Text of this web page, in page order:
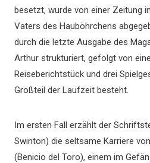
besetzt, wurde von einer Zeitung
Vaters des Hauböhrchens
durch die letzte Ausgabe des
Arthur strukturiert, gefolgt von
Reiseberichtstück und drei
Großteil der Laufzeit besteht.
Im ersten Fall erzählt der
Swinton) die seltsame Karriere
(Benicio del Toro), einem im